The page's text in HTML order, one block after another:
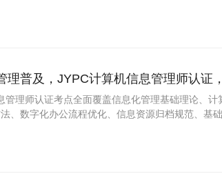
理普及，JYPC计算机信息管理师认证
管理师认证考点全面覆盖信息化管理基础理论、计
、数字化办公流程优化、信息资源归档规范、基
理思维提升。